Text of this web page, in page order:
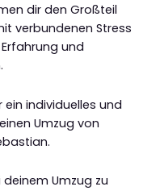
dir den Großteil
verbundenen Stress
und
individuelles und
Umzug von
Umzug zu